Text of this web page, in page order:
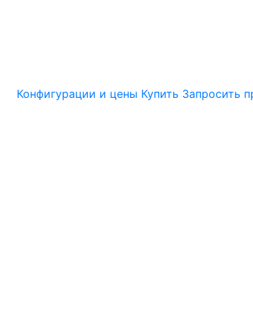
Конфигурации и цены Купить Запросить